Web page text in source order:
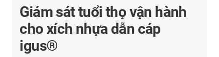
Giám sát tuổi thọ vận hành
cho xích nhựa dẫn cáp
igus®